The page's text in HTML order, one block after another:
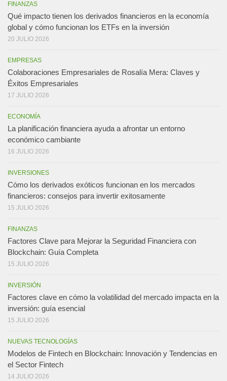
FINANZAS
Qué impacto tienen los derivados financieros en la economía
global y cómo funcionan los ETFs en la inversión
20 JULIO 2026
EMPRESAS
Colaboraciones Empresariales de Rosalía Mera: Claves y
Éxitos Empresariales
17 JULIO 2026
ECONOMÍA
La planificación financiera ayuda a afrontar un entorno
económico cambiante
16 JULIO 2026
INVERSIONES
Cómo los derivados exóticos funcionan en los mercados
financieros: consejos para invertir exitosamente
15 JULIO 2026
FINANZAS
Factores Clave para Mejorar la Seguridad Financiera con
Blockchain: Guía Completa
15 JULIO 2026
INVERSIÓN
Factores clave en cómo la volatilidad del mercado impacta en la
inversión: guía esencial
15 JULIO 2026
NUEVAS TECNOLOGÍAS
Modelos de Fintech en Blockchain: Innovación y Tendencias en
el Sector Fintech
14 JULIO 2026